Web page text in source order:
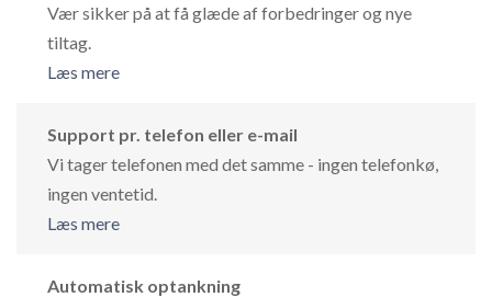
Vær sikker på at få glæde af forbedringer og nye
tiltag.
Læs mere
Support pr. telefon eller e-mail
Vi tager telefonen med det samme - ingen telefonkø,
ingen ventetid.
Læs mere
Automatisk optankning